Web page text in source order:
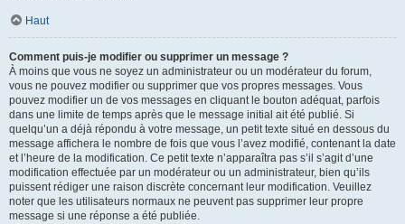
Haut
Comment puis-je modifier ou supprimer un message ?
À moins que vous ne soyez un administrateur ou un modérateur du forum,
vous ne pouvez modifier ou supprimer que vos propres messages. Vous
pouvez modifier un de vos messages en cliquant le bouton adéquat, parfois
dans une limite de temps après que le message initial ait été publié. Si
quelqu’un a déjà répondu à votre message, un petit texte situé en dessous du
message affichera le nombre de fois que vous l’avez modifié, contenant la date
et l’heure de la modification. Ce petit texte n’apparaîtra pas s’il s’agit d’une
modification effectuée par un modérateur ou un administrateur, bien qu’ils
puissent rédiger une raison discrète concernant leur modification. Veuillez
noter que les utilisateurs normaux ne peuvent pas supprimer leur propre
message si une réponse a été publiée.